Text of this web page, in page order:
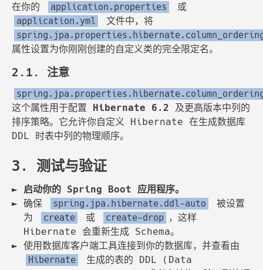
在你的 application.properties 或
application.yml 文件中，将
属性设置为你刚刚创建的自定义类的完全限定名。
2.1. 注意
这个属性用于配置 Hibernate 6.2 及更高版本中列的
排序策略。它允许你自定义 Hibernate 在生成数据库
DDL 时表中列的物理顺序。
3. 测试与验证
启动你的 Spring Boot 应用程序。
确保
spring.jpa.hibernate.ddl-auto
被设置
为
create 或 create-drop ，这样
Hibernate 会重新生成 Schema。
使用数据库客户端工具连接到你的数据库，并查看由
Hibernate
生成的表的 DDL (Data